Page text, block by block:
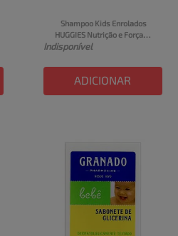
Shampoo Kids Enrolados
HUGGIES Nutrição e Força
Hipoarlegênico 360ml
Indisponível
ADICIONAR